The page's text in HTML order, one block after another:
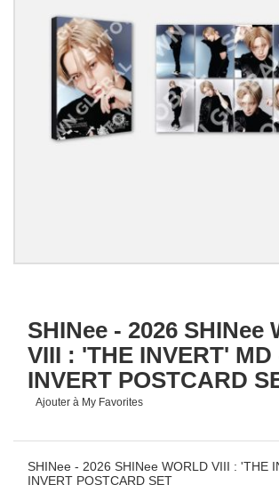
SHINee - 2026 SHINee
VIII : 'THE INVERT' MD
INVERT POSTCARD
Ajouter à My Favorites
SHINee - 2026 SHINee WORLD VIII : 'THE
INVERT POSTCARD SET